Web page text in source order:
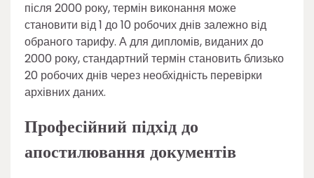
після 2000 року, термін виконання може
становити від 1 до 10 робочих днів залежно від
обраного тарифу. А для дипломів, виданих до
2000 року, стандартний термін становить близько
20 робочих днів через необхідність перевірки
архівних даних.
Професійний підхід до
апостилювання документів